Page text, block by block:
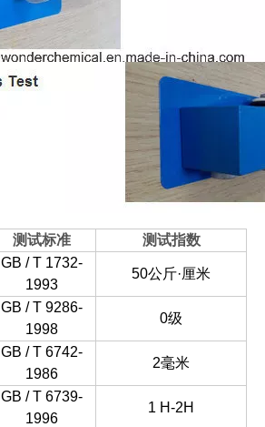
测试标准 测试指数
GB / T 1732-
1993
50公斤·厘米
GB / T 9286-
1998
0级
GB / T 6742-
1986
2毫米
GB / T 6739-
1996
1 H-2H